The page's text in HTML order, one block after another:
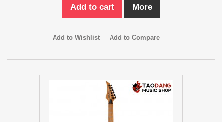
Add to cart More
Add to Wishlist Add to Compare